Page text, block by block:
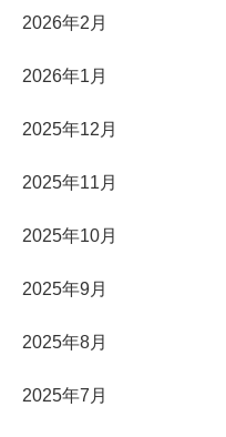
2026年2月
2026年1月
2025年12月
2025年11月
2025年10月
2025年9月
2025年8月
2025年7月